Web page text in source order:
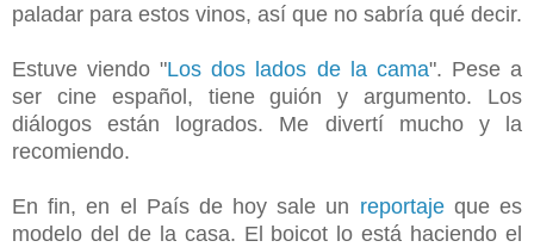
paladar para estos vinos, así que no sabría qué decir.
Estuve viendo "Los dos lados de la cama". Pese a
ser cine español, tiene guión y argumento. Los
diálogos están logrados. Me divertí mucho y la
recomiendo.
En fin, en el País de hoy sale un reportajeque es
modelo del de la casa. El boicot lo está haciendo el